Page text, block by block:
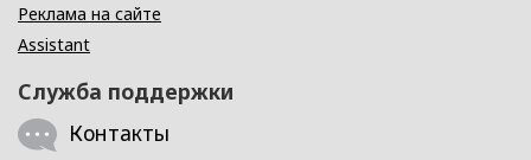
Реклама на сайте
Assistant
Служба поддержки
Контакты